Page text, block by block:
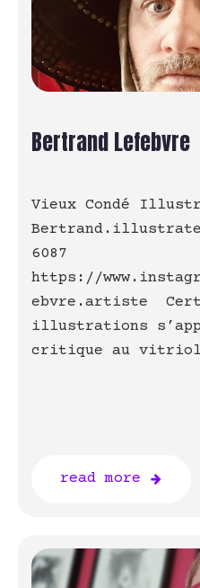
Bertrand Lefebvre
Vieux Condé
6087
https://
ebvre.artiste
illustrations
critique au vitriol
read more